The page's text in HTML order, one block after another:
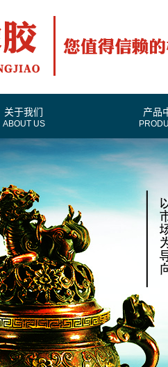
关于我们
ABOUT US
公司简介
联系我们
产品
开封普通